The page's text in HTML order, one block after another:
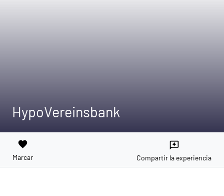
HypoVereinsbank
favorite
Marcar
reviews
Compartir la experiencia